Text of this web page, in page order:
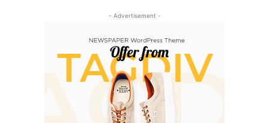
- Advertisement -